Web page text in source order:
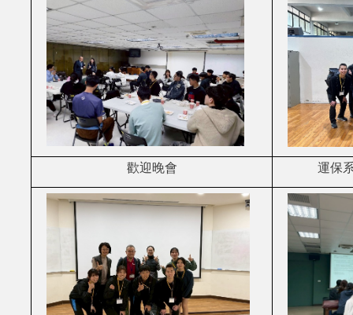
歡迎晚會 運保